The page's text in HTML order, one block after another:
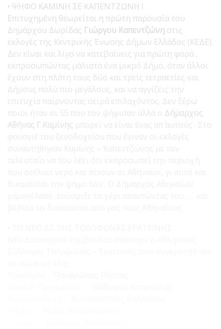
• ΨΗΦΟ ΚΑΜΙΝΗ ΣΕ ΚΑΠΕΝΤΖΩΝΗ !
Επιτυχημένη θεωρείται η πρώτη παρουσία του
Δημάρχου Δωρίδας Γιώργου Καπεντζώνη στις
εκλογές της Κεντρικής Ένωσης Δήμων Ελλάδος (ΚΕΔΕ).
Δεν είναι και λίγο να κατεβαίνεις για πρώτη φορά ,
εκπροσωπώντας μάλιστα ένα μικρό Δήμο, όταν άλλοι
έχουν στη πλάτη τους δύο και τρείς τετραετίες και
Δήμους πολύ πιο μεγάλους, και να αγγίζεις την
επιτυχία παίρνοντας σειρά επιλαχόντος. Δεν ξέρω
ποιοι ήταν οι 55 που τον ψήφισαν αλλά ο Δήμαρχος